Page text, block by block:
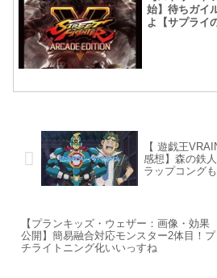
始】待ちガイ
よ【サプライ
【 遊戯王
感想】森の鉄
ラップコング
【プランキッズ・ウェザー：画像・効果
公開】簡易融合対応モンスター2体目！プ
チライトニング化いいっすね